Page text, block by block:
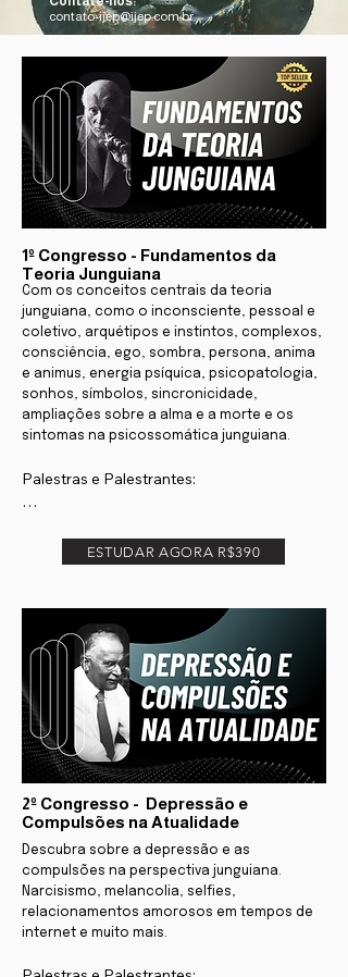
contato-ijep@ijep.com.br
1º Congresso - Fundamentos da
Teoria Junguiana
Com os conceitos centrais da teoria
junguiana, como o inconsciente, pessoal e
coletivo, arquétipos e instintos, complexos,
consciência, ego, sombra, persona, anima
e animus, energia psíquica, psicopatologia,
sonhos, símbolos, sincronicidade,
ampliações sobre a alma e a morte e os
sintomas na psicossomática junguiana.​
Palestras e Palestrantes:
Inconsciente Coletivo e Pessoal - Simone
Complexos e os Sintomas do
Adoecimento - Lia Romano
Desenvolvimento da Psique Infantil -
Luciana Antonioli
Persona e Sombra - Lilian Wurzba
Anima e Animus - Gloria Miranda
Etapas da Vida Humana, a Alma e a Morte
- Cris Guarnieri
Energia Psíquica - Waldemar Magaldi
ESTUDAR AGORA R$390
2º Congresso - Depressão e
Compulsões na Atualidade
Descubra sobre a depressão e as
compulsões na perspectiva junguiana.
Narcisismo, melancolia, selfies,
relacionamentos amorosos em tempos de
internet e muito mais.